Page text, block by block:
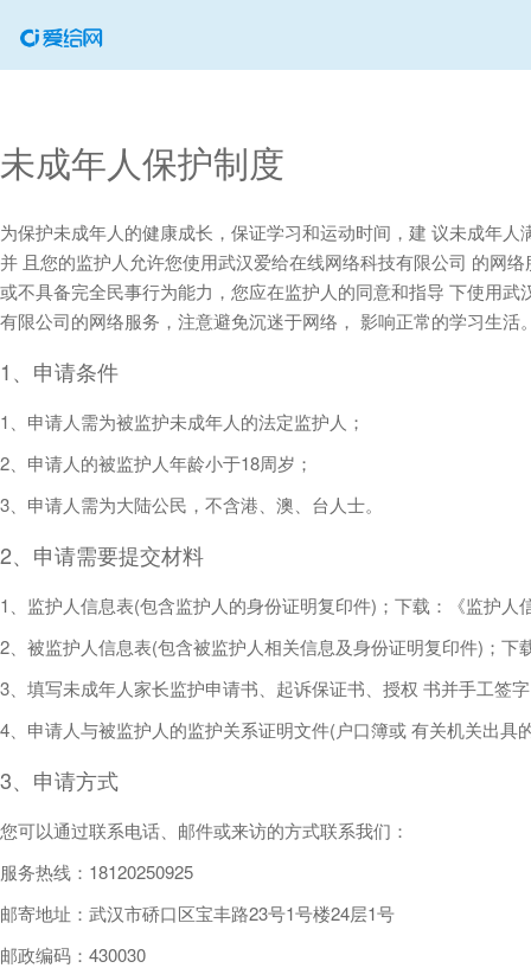
未成年人保护制度
为保护未成年人的健康成长，保证学习和运动时间，建 议未成年
并 且您的监护人允许您使用武汉爱给在线网络科技有限公司 的网
或不具备完全民事行为能力，您应在监护人的同意和指导 下使用
有限公司的网络服务，注意避免沉迷于网络， 影响正常的学习生
1、申请条件
1、申请人需为被监护未成年人的法定监护人；
2、申请人的被监护人年龄小于18周岁；
3、申请人需为大陆公民，不含港、澳、台人士。
2、申请需要提交材料
1、监护人信息表(包含监护人的身份证明复印件)；下载：《监护人
2、被监护人信息表(包含被监护人相关信息及身份证明复印件)；下
3、填写未成年人家长监护申请书、起诉保证书、授权 书并手工签
4、申请人与被监护人的监护关系证明文件(户口簿或 有关机关出具
3、申请方式
您可以通过联系电话、邮件或来访的方式联系我们：
服务热线：18120250925
邮寄地址：武汉市硚口区宝丰路23号1号楼24层1号
邮政编码：430030